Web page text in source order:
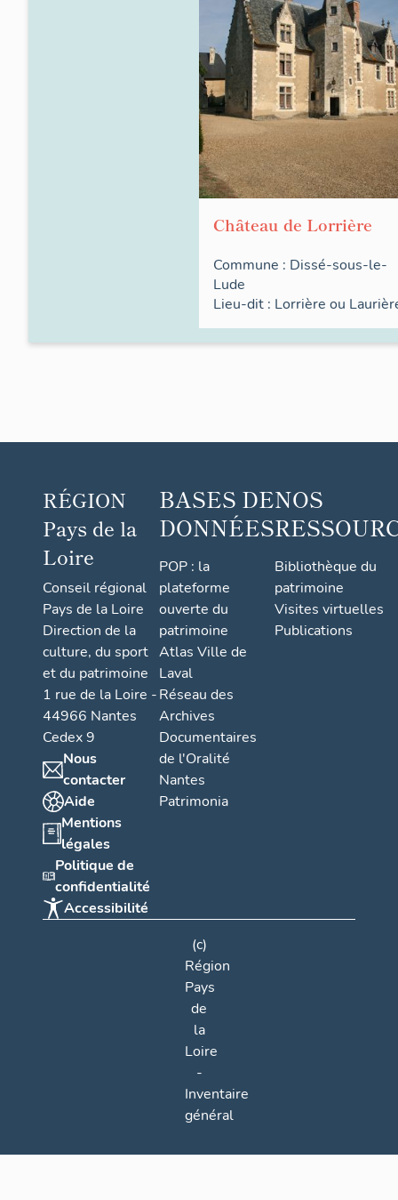
Château de Lorrière
Commune : Dissé-sous-le-
Lude
Lieu-dit : Lorrière ou
RÉGION
Pays de la
Loire
Conseil régional
Pays de la Loire
Direction de la
culture, du sport
et du patrimoine
1 rue de la Loire -
44966 Nantes
Cedex 9
Nous
contacter
Aide
Mentions
légales
Politique de
confidentialité
Accessibilité
BASES DE
DONNÉES
POP : la
plateforme
ouverte du
patrimoine
Atlas Ville de
Laval
Réseau des
Archives
Documentaires
de l'Oralité
Nantes
Patrimonia
NOS
Bibliothèque du
patrimoine
Visites virtuelles
Publications
(c)
Région
Pays
de
la
Loire
-
Inventaire
général